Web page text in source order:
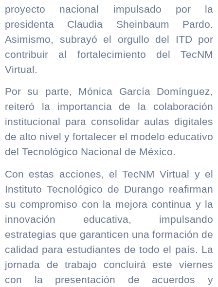
proyecto nacional impulsado por la
presidenta Claudia Sheinbaum Pardo.
Asimismo, subrayó el orgullo del ITD por
contribuir al fortalecimiento del TecNM
Virtual.
Por su parte, Mónica García Domínguez,
reiteró la importancia de la colaboración
institucional para consolidar aulas digitales
de alto nivel y fortalecer el modelo educativo
del Tecnológico Nacional de México.
Con estas acciones, el TecNM Virtual y el
Instituto Tecnológico de Durango reafirman
su compromiso con la mejora continua y la
innovación educativa, impulsando
estrategias que garanticen una formación de
calidad para estudiantes de todo el país. La
jornada de trabajo concluirá este viernes
con la presentación de acuerdos y